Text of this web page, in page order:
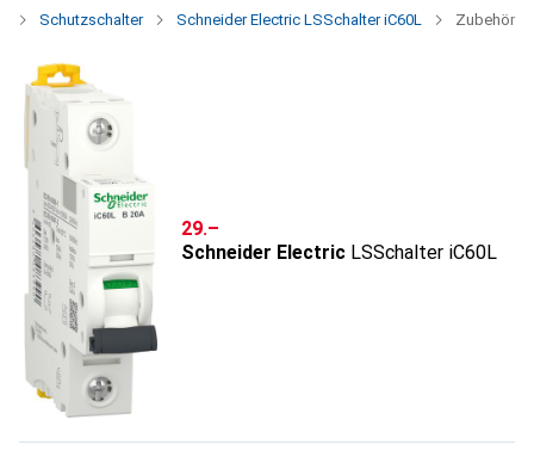
Schutzschalter Schneider Electric LSSchalter iC60L Zubehör
CHF
29.–
Schneider Electric LSSchalter iC60L